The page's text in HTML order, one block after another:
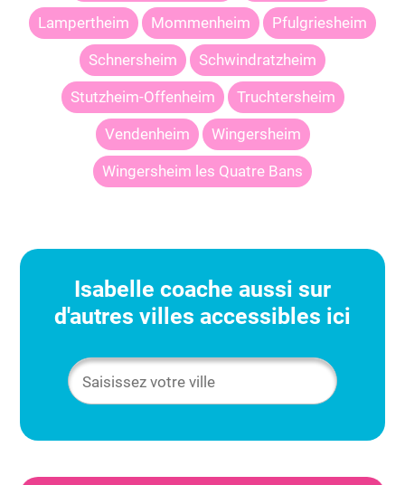
Lampertheim Mommenheim Pfulgriesheim
Schnersheim Schwindratzheim
Stutzheim-Offenheim Truchtersheim
Vendenheim Wingersheim
Wingersheim les Quatre Bans
Isabelle coache aussi sur
d'autres villes accessibles ici